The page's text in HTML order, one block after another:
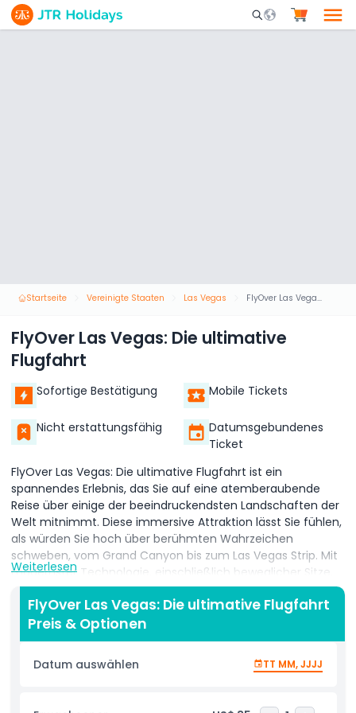
Mobile Search
Startseite Vereinigte Staaten Las Vegas FlyOver Las Vegas: Die ultimative Flugfahrt
FlyOver Las Vegas: Die ultimative
Flugfahrt
Sofortige Bestätigung Mobile Tickets
Nicht erstattungsfähig
Datumsgebundenes
Ticket
FlyOver Las Vegas: Die ultimative Flugfahrt ist ein
spannendes Erlebnis, das Sie auf eine atemberaubende
Reise über einige der beeindruckendsten Landschaften der
Welt mitnimmt. Diese immersive Attraktion lässt Sie fühlen,
als würden Sie hoch über berühmten Wahrzeichen
schweben, vom Grand Canyon bis zum Las Vegas Strip. Mit
modernster Technologie, einschließlich beweglicher Sitze,
Windeffekten und Düften, schafft FlyOver Las Vegas ein
realistisches Fluggefühl, das Sie begeistern wird. Erleben Sie
den Nervenkitzel, während Sie über Berge, Flüsse und
Stadtlandschaften gleiten und dabei eine nahtlose und
sanfte Fahrt genießen. Die riesige gewölbte Leinwand und
die beeindruckenden Bilder versetzen Sie an Orte, von
Westen oder andere unglaubliche Ziele erkunden, FlyOver
Weiterlesen
FlyOver Las Vegas: Die ultimative Flugfahrt
Preis & Optionen
Datum auswählen TT MM, JJJJ